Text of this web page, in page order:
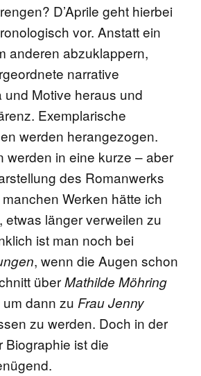
D’Aprile geht hierbei
vor. Anstatt ein
anderen abzuklappern,
narrative
und Motive heraus und
Exemplarische
werden herangezogen.
werden in eine kurze – aber
des Romanwerks
Werken hätte ich
etwas länger verweilen zu
ist man noch bei
, wenn die Augen schon
überMathilde Möhring
dann zu Frau Jenny
zu werden. Doch in der
Biographie ist die